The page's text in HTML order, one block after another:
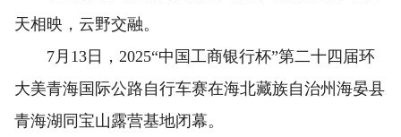
天相映，云野交融。
7月13日，2025“中国工商银行杯”第二十四届环
大美青海国际公路自行车赛在海北藏族自治州海晏县
青海湖同宝山露营基地闭幕。